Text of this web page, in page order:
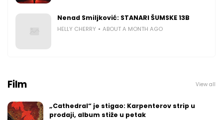
Nenad Smiljković: STANARI ŠUMSKE 13B
HELLY CHERRY ABOUT A MONTH AGO
Film View all
„Cathedral“ je stigao: Karpenterov strip u
prodaji, album stiže u petak